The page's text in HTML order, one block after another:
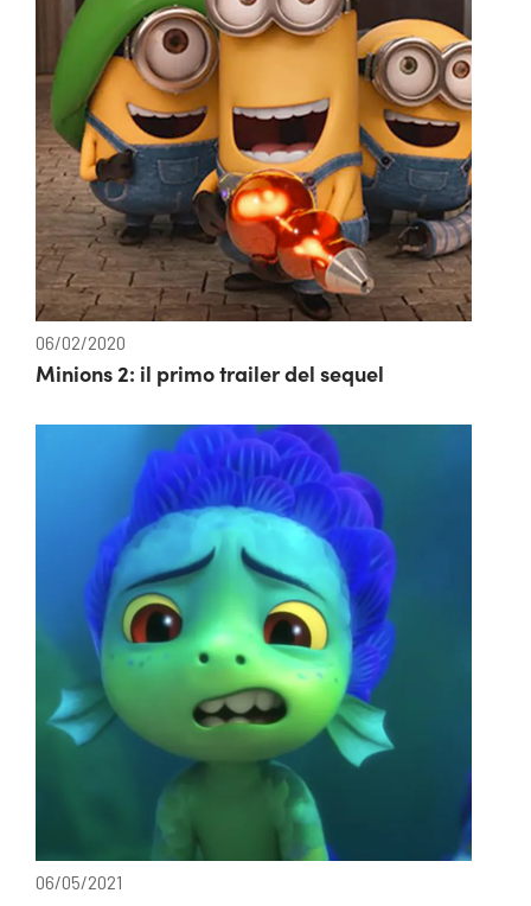
06/02/2020
Minions 2: il primo trailer del sequel
06/05/2021